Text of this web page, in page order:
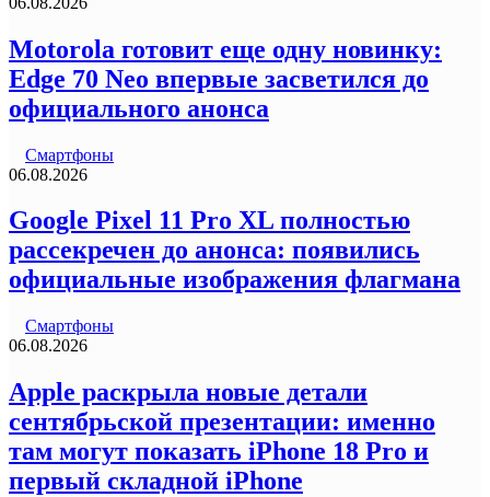
Motorola готовит еще одну новинку:
Edge 70 Neo впервые засветился до
официального анонса
Смартфоны
06.08.2026
Google Pixel 11 Pro XL полностью
рассекречен до анонса: появились
официальные изображения флагмана
Смартфоны
06.08.2026
Apple раскрыла новые детали
сентябрьской презентации: именно
там могут показать iPhone 18 Pro и
первый складной iPhone